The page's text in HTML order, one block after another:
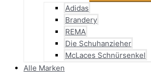
Adidas
Brandery
REMA
Die Schuhanzieher
McLaces Schnürsenkel
Alle Marken